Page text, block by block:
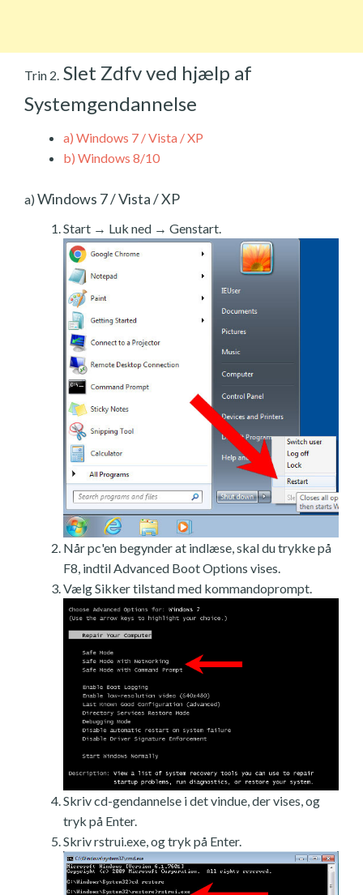
Trin 2. Slet Zdfv ved hjælp af
Systemgendannelse
a) Windows 7 / Vista / XP
b) Windows 8/10
a) Windows 7 / Vista / XP
Start → Luk ned → Genstart.
Når pc'en begynder at indlæse, skal du trykke på
F8, indtil Advanced Boot Options vises.
Vælg Sikker tilstand med kommandoprompt.
Skriv cd-gendannelse i det vindue, der vises, og
tryk på Enter.
Skriv rstrui.exe, og tryk på Enter.